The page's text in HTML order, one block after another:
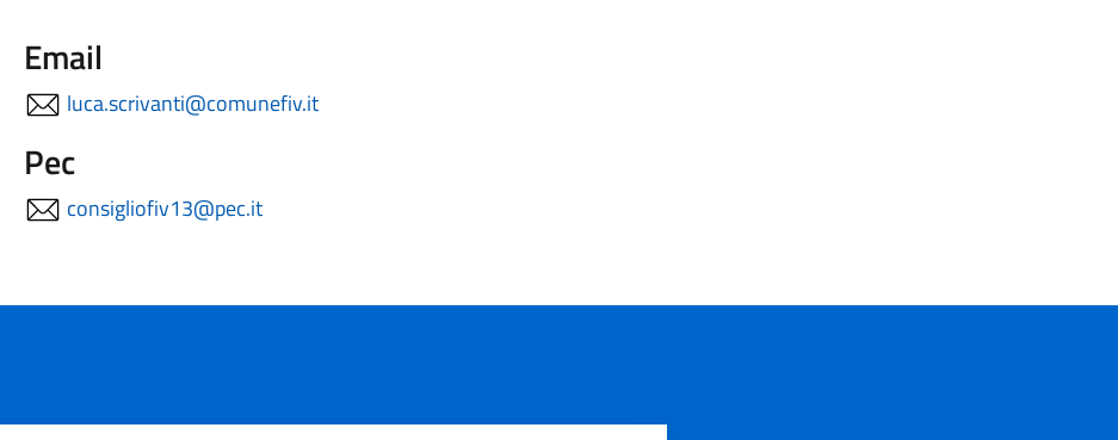
Email
luca.scrivanti@comunefiv.it
Pec
consigliofiv13@pec.it